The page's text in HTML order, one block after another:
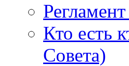
Кто есть
Совета)